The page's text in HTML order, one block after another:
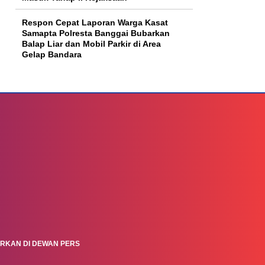
Respon Cepat Laporan Warga Kasat
Samapta Polresta Banggai Bubarkan
Balap Liar dan Mobil Parkir di Area
Gelap Bandara
DI DEWAN PERS